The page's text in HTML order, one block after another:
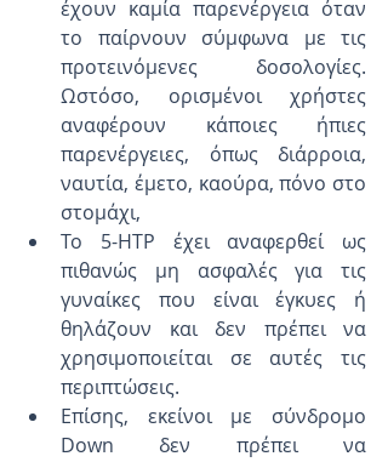
έχουν καμία παρενέργεια όταν
το παίρνουν σύμφωνα με τις
προτεινόμενες δοσολογίες.
Ωστόσο, ορισμένοι χρήστες
αναφέρουν κάποιες ήπιες
παρενέργειες, όπως διάρροια,
ναυτία, έμετο, καούρα, πόνο στο
στομάχι,
Το 5-HTP έχει αναφερθεί ως
πιθανώς μη ασφαλές για τις
γυναίκες που είναι έγκυες ή
θηλάζουν και δεν πρέπει να
χρησιμοποιείται σε αυτές τις
περιπτώσεις.
Επίσης, εκείνοι με σύνδρομο
Down δεν πρέπει να